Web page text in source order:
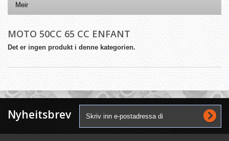
Meir
MOTO 50CC 65 CC ENFANT
Det er ingen produkt i denne kategorien.
Nyheitsbrev